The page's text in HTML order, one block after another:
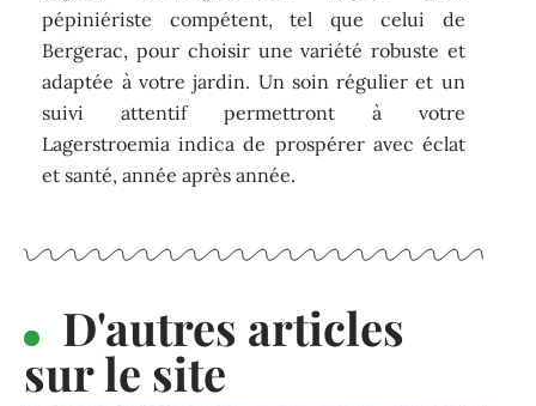
pépiniériste compétent, tel que celui de
Bergerac, pour choisir une variété robuste et
adaptée à votre jardin. Un soin régulier et un
suivi attentif permettront à votre
Lagerstroemia indica de prospérer avec éclat
et santé, année après année.
D'autres articles
sur le site